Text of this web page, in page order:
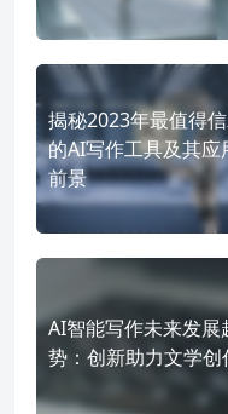
揭秘2023年最值得
的AI写作工具及其应
前景
AI智能写作未来发展
势：创新助力文学创